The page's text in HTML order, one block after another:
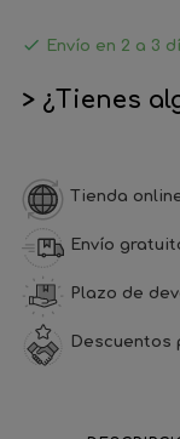
 Envío en 2 a 3
> ¿Tienes
Tienda
Envío
Plazo de
Descuentos